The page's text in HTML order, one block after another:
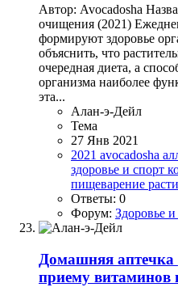
Автор: Avocadosha
очищения (2021)
формируют здоровье
объяснить, что
очередная диета, а
организма наиболее
эта...
Алан-э-Дейл
Тема
27 Янв 2021
2021 avocadosha
здоровье и спорт
пищеварение
Ответы: 0
Форум: Здоровье
Домашняя аптечка
приему витаминов